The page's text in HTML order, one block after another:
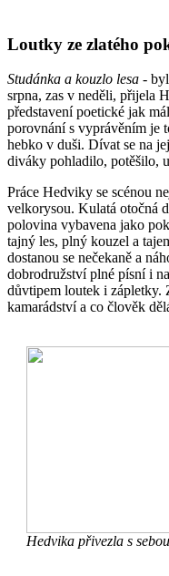
Loutky ze zlatého
Studánka a kouzlo lesa -
srpna, zas v neděli, přijela
představení poetické jak
porovnání s vyprávěním je
hebko v duši. Dívat se na
diváky pohladilo, potěšilo,
Práce Hedviky se scénou
velkorysou. Kulatá otočná
polovina vybavena jako
tajný les, plný kouzel a
dostanou se nečekaně a
dobrodružství plné písní i
důvtipem loutek i zápletky.
kamarádství a co člověk
Hedvika přivezla s